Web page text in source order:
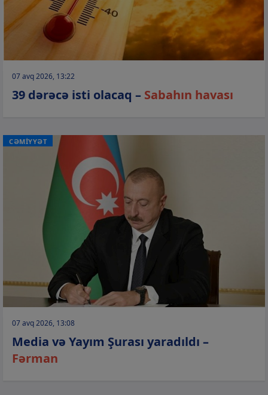
07 avq 2026, 13:22
39 dərəcə isti olacaq – Sabahın havası
CƏMİYYƏT
07 avq 2026, 13:08
Media və Yayım Şurası yaradıldı –
Fərman